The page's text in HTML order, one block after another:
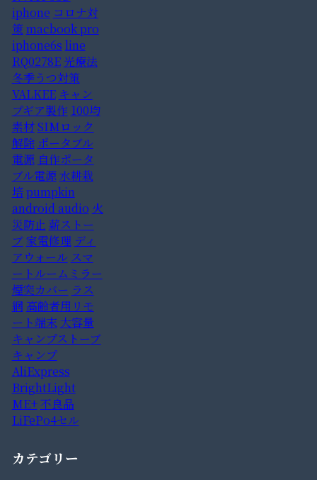
iphone コロナ対
策macbook pro
iphone6s line
RQ0278E 光療法
冬季うつ対策
VALKEE キャン
プギア製作 100均
素材SIMロック
解除 ポータブル
電源 自作ポータ
ブル電源水耕栽
培pumpkin
android audio 火
災防止 薪ストー
ブ家電修理 ディ
アウォール スマ
ートルームミラー
煙突カバー ラス
網 高齢者用リモ
ート端末大容量
キャンプストーブ
キャンプ
AliExpress
BrightLight
ME+不良品
LiFePo4セル
カテゴリー